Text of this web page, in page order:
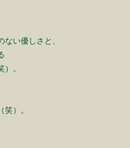
い優しさと、
。
）。